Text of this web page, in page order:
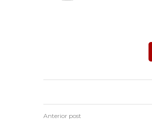
Anterior post